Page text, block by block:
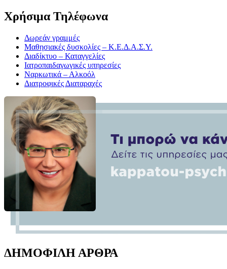
Χρήσιμα Τηλέφωνα
Δωρεάν γραμμές
Μαθησιακές δυσκολίες – Κ.Ε.Δ.Α.Σ.Υ.
Διαδίκτυο – Καταγγελίες
Ιατροπαιδαγωγικές υπηρεσίες
Ναρκωτικά – Αλκοόλ
Διατροφικές Διαταραχές
ΔΗΜΟΦΙΛΗ ΑΡΘΡΑ